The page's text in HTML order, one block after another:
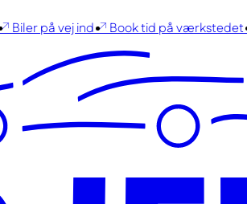
Biler på vej ind Book tid på værkstedet